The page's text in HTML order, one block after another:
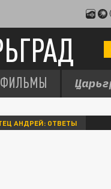
ФИЛЬМЫ
АНДРЕЙ: ОТВЕТЫ